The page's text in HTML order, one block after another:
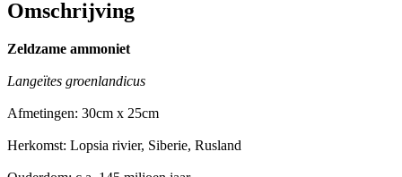
Omschrijving
Zeldzame ammoniet
Langeïtes groenlandicus
Afmetingen: 30cm x 25cm
Herkomst: Lopsia rivier, Siberie, Rusland